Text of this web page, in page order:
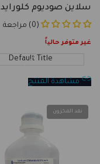
سلاين صوديوم كلورايد
(0) مراجعة
غير متوفر حالياً
Default Title
مشاهدة المنتج
نفد المخزون